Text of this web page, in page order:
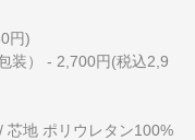
円)
装） - 2,700円(税込2,9
芯地 ポリウレタン100%